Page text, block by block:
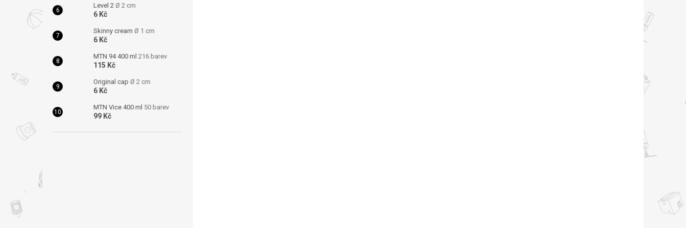
Level 2 Ø 2 cm
6 Kč
Skinny cream Ø 1 cm
6 Kč
MTN 94 400 ml 216 barev
115 Kč
Original cap Ø 2 cm
6 Kč
MTN Vice 400 ml 50 barev
99 Kč